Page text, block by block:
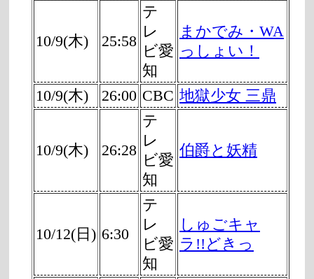
10/9(木) 25:58
テ
レ
ビ愛
知
まかでみ・WA
っしょい！
10/9(木) 26:00 CBC 地獄少女 三鼎
10/9(木) 26:28
テ
レ
ビ愛
知
伯爵と妖精
10/12(日) 6:30
テ
レ
ビ愛
知
しゅごキャ
ラ!!どきっ